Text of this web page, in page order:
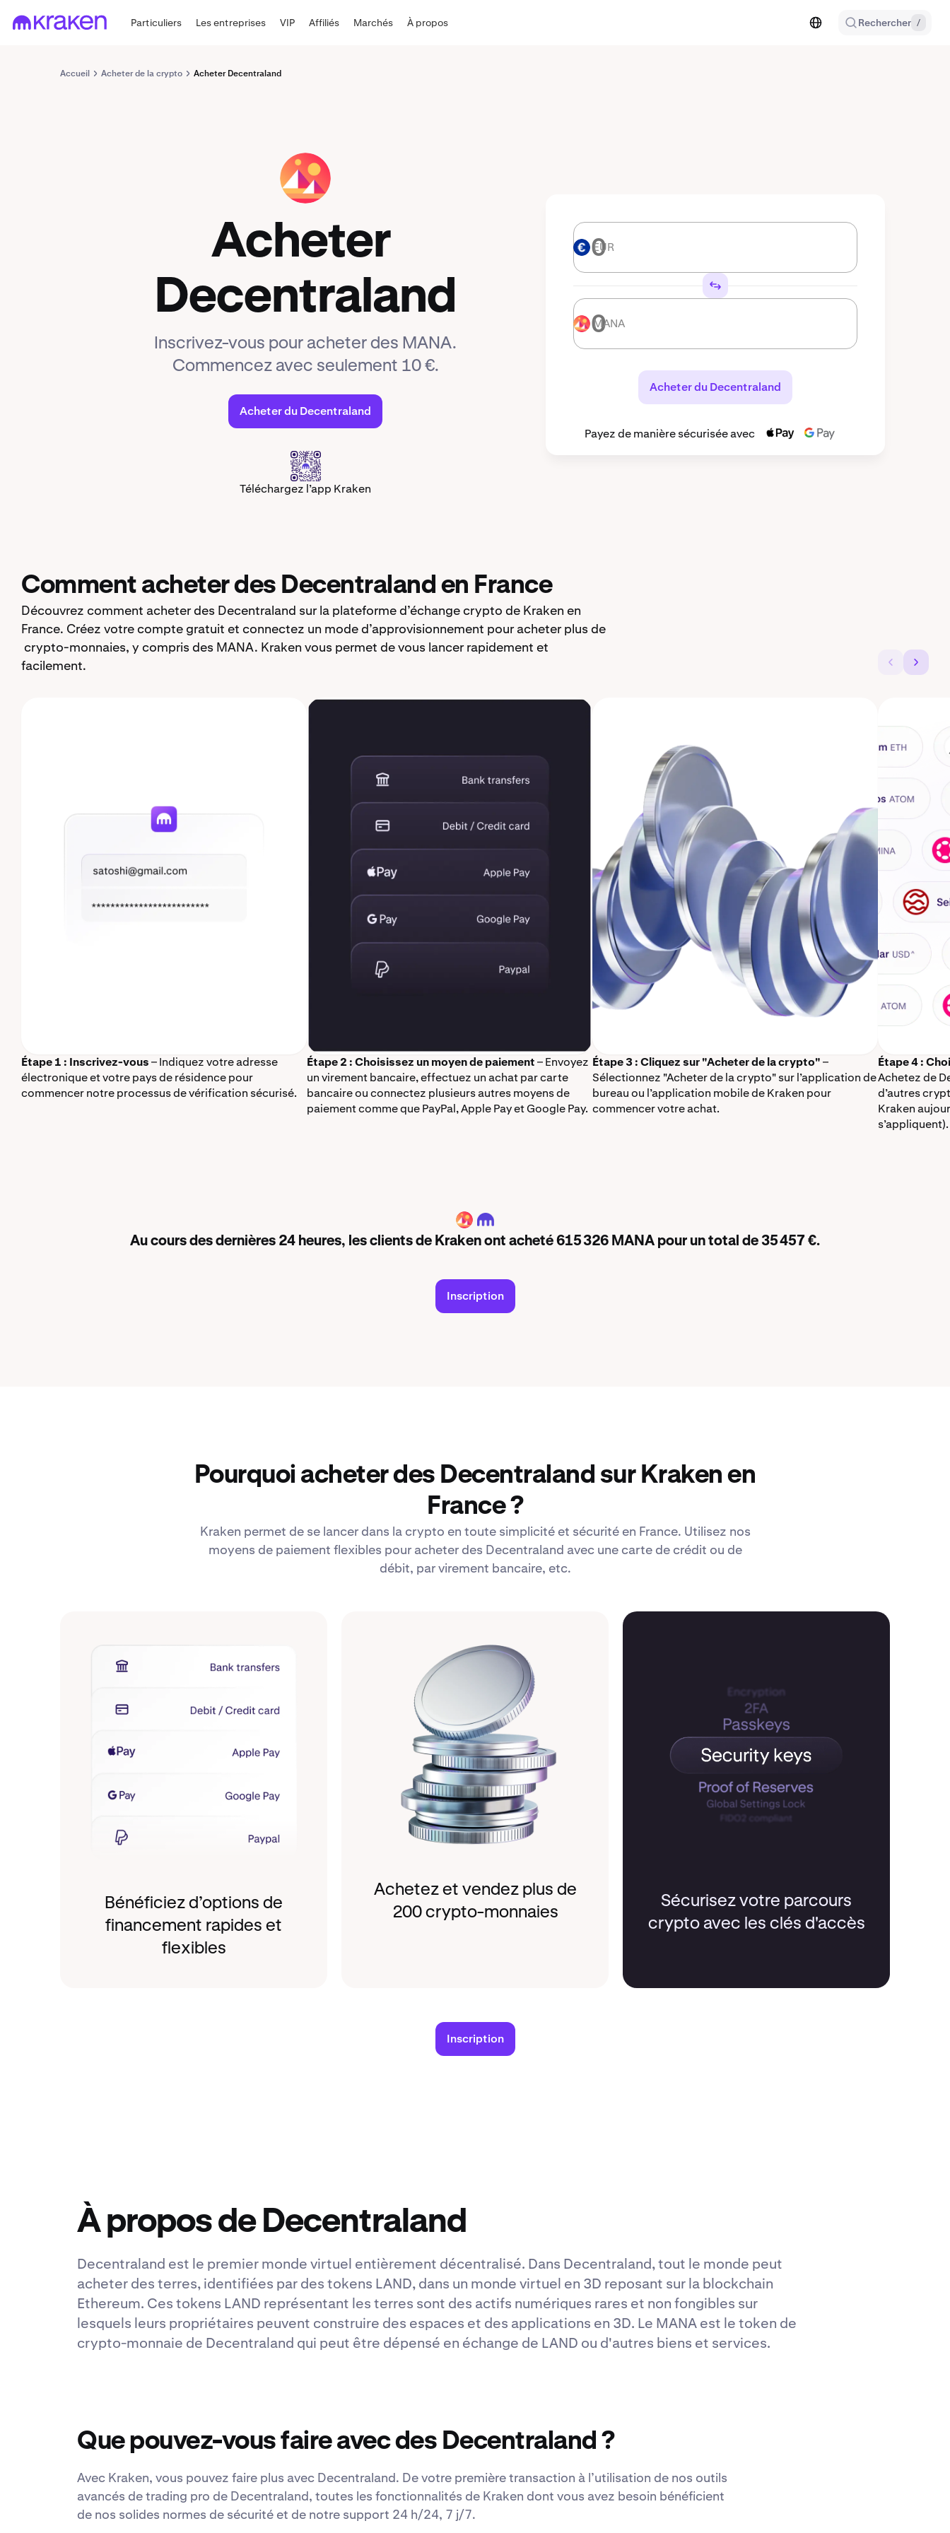
Particuliers Les entreprises VIP Affiliés Marchés À propos Rechercher /
Accueil Acheter de la crypto Acheter Decentraland
MANA
Acheter
Decentraland
Inscrivez-vous pour acheter des MANA.
Commencez avec seulement 10 €.
Acheter du Decentraland
Téléchargez l’app Kraken
EUR EUR
MANA MANA
Acheter du Decentraland
Payez de manière sécurisée avec
Comment acheter des Decentraland en France
Découvrez comment acheter des Decentraland sur la plateforme d’échange crypto de Kraken en
France. Créez votre compte gratuit et connectez un mode d’approvisionnement pour acheter plus de
crypto-monnaies, y compris des MANA. Kraken vous permet de vous lancer rapidement et
facilement.
Étape 1 : Inscrivez-vous– Indiquez votre adresse
électronique et votre pays de résidence pour
commencer notre processus de vérification sécurisé.
Étape 2 : Choisissez un moyen de paiement– Envoyez
un virement bancaire, effectuez un achat par carte
bancaire ou connectez plusieurs autres moyens de
paiement comme que PayPal, Apple Pay et Google Pay.
Étape 3 : Cliquez sur "Acheter de la crypto"–
Sélectionnez "Acheter de la crypto" sur l’application de
bureau ou l’application mobile de Kraken pour
commencer votre achat.
Étape 4 :
Achetez de
d’autres
Kraken
s’appliquent).
MANA
Au cours des dernières 24 heures, les clients de Kraken ont acheté 615 326 MANA pour un total de 35 457 €.
Inscription
Pourquoi acheter des Decentraland sur Kraken en
France ?
Kraken permet de se lancer dans la crypto en toute simplicité et sécurité en France. Utilisez nos
moyens de paiement flexibles pour acheter des Decentraland avec une carte de crédit ou de
débit, par virement bancaire, etc.
Bénéficiez d’options de
financement rapides et
flexibles
Achetez et vendez plus de
200 crypto-monnaies
Sécurisez votre parcours
crypto avec les clés d'accès
Inscription
À propos de Decentraland
Decentraland est le premier monde virtuel entièrement décentralisé. Dans Decentraland, tout le monde peut
acheter des terres, identifiées par des tokens LAND, dans un monde virtuel en 3D reposant sur la blockchain
Ethereum. Ces tokens LAND représentant les terres sont des actifs numériques rares et non fongibles sur
lesquels leurs propriétaires peuvent construire des espaces et des applications en 3D. Le MANA est le token de
crypto-monnaie de Decentraland qui peut être dépensé en échange de LAND ou d'autres biens et services.
Que pouvez-vous faire avec des Decentraland ?
Avec Kraken, vous pouvez faire plus avec Decentraland. De votre première transaction à l’utilisation de nos outils
avancés de trading pro de Decentraland, toutes les fonctionnalités de Kraken dont vous avez besoin bénéficient
de nos solides normes de sécurité et de notre support 24 h/24, 7 j/7.